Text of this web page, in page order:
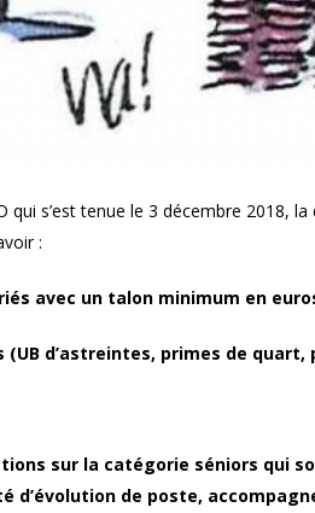
s’est tenue le 3 décembre 2018,
:
avec un talon minimum en
d’astreintes, primes de
sur la catégorie séniors qui
d’évolution de poste,